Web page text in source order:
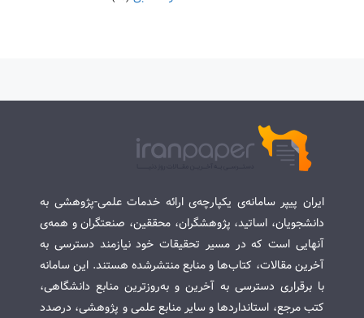
ایران پیپر سامانه‌ی یکپارچه‌ی ارائه خدمات علمی-پژوهشی به
دانشجویان، اساتید، پژوهشگران، محققین، صنعتگران و همه‌ی
آنهایی است که در مسیر تحقیقات خود نیازمند دسترسی به
آخرین مقالات، کتاب‌ها و منابع منتشرشده هستند. این سامانه
با برقراری دسترسی به آخرین و به‌روزترین منابع دانشگاهی،
کتب مرجع، استانداردها و سایر منابع علمی و پژوهشی، درصدد